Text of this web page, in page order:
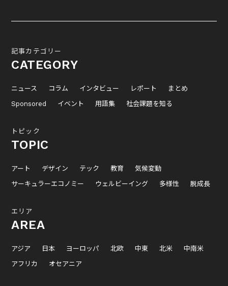
記事カテゴリー
CATEGORY
ニュース コラム インタビュー レポート
まとめ
Sponsored
イベント 用語集 社会課題を知る
トピック
TOPIC
アート デザイン テック 教育
気候変動
サーキュラーエコノミー
ウェルビーイング 多様性 脱成長
エリア
AREA
アジア 日本 ヨーロッパ 北欧 中東 北米
中南米
アフリカ
オセアニア